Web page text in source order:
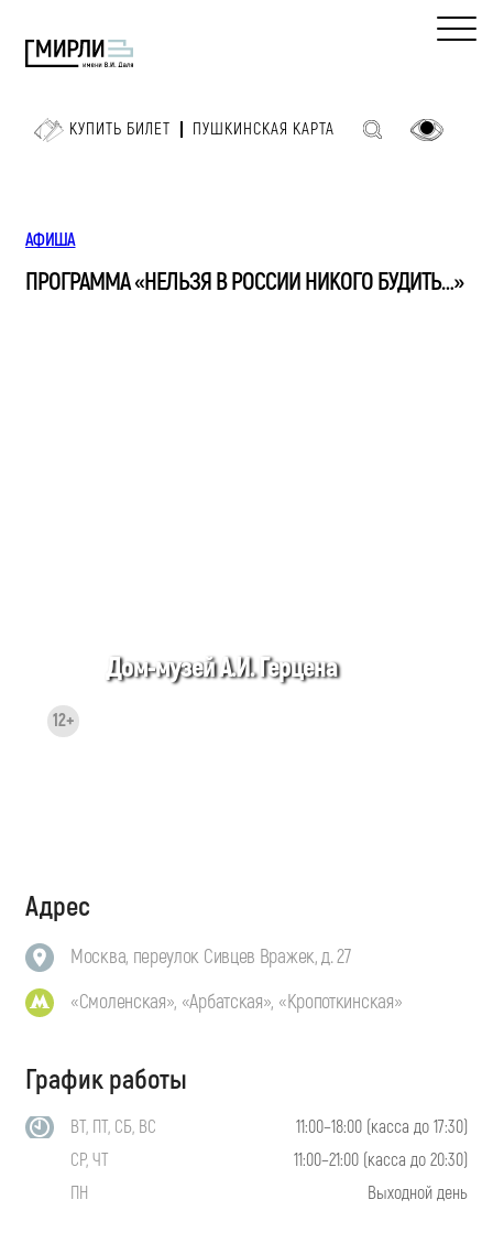
КУПИТЬ БИЛЕТ ПУШКИНСКАЯ КАРТА
АФИША
ПРОГРАММА «НЕЛЬЗЯ В РОССИИ НИКОГО БУДИТЬ…»
Дом-музей А.И. Герцена
12+
Адрес
Москва, переулок Сивцев Вражек, д. 27
«Смоленская», «Арбатская», «Кропоткинская»
График работы
ВТ, ПТ, СБ, ВС
11:00–18:00 (касса до 17:30)
СР, ЧТ
11:00–21:00 (касса до 20:30)
ПН
Выходной день